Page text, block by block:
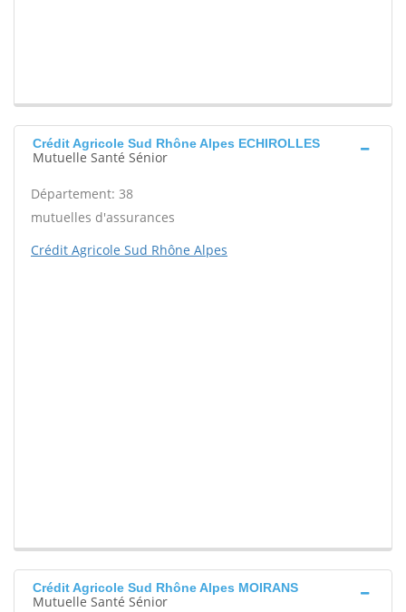
Crédit Agricole Sud Rhône Alpes ECHIROLLES
Mutuelle Santé Sénior
Département: 38
mutuelles d'assurances
Crédit Agricole Sud Rhône Alpes
Crédit Agricole Sud Rhône Alpes MOIRANS
Mutuelle Santé Sénior